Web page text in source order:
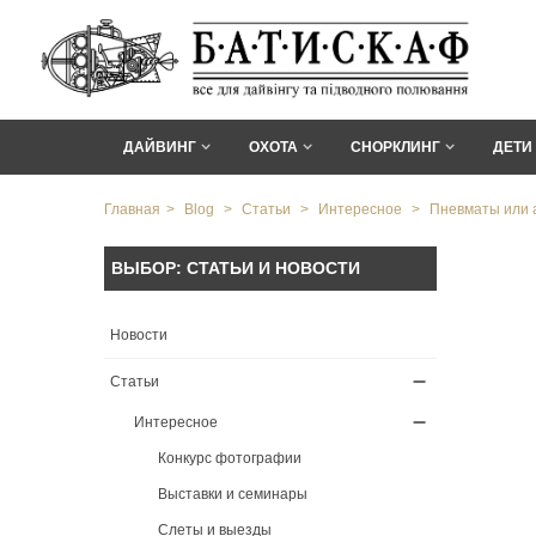
ДАЙВИНГ ОХОТА СНОРКЛИНГ ДЕТИ
Главная > Blog > Статьи > Интересное > Пневматы или
ВЫБОР: СТАТЬИ И НОВОСТИ
Новости
Статьи
Интересное
Конкурс фотографии
Выставки и семинары
Слеты и выезды